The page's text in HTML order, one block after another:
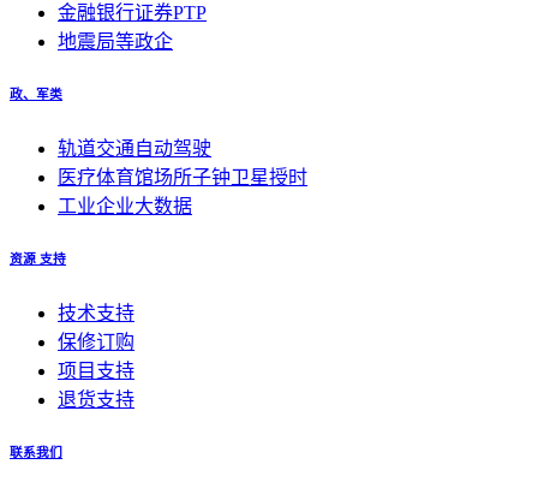
金融银行证券PTP
地震局等政企
政、军类
轨道交通自动驾驶
医疗体育馆场所子钟卫星授时
工业企业大数据
资源 支持
技术支持
保修订购
项目支持
退货支持
联系我们